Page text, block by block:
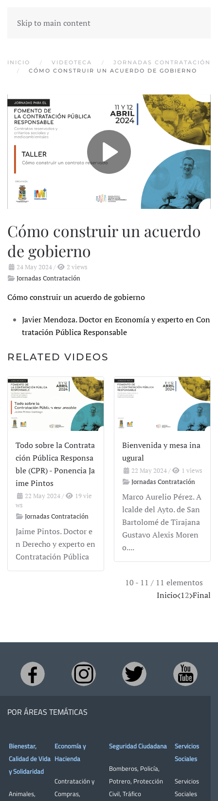
Skip to main content
INICIO VIDEOTECA
JORNADAS CONTRATACIÓN
CÓMO CONSTRUIR UN ACUERDO DE GOBIERNO
Cómo construir un acuerdo
de gobierno
24 May 2024/
2 views
Jornadas Contratación
Cómo construir un acuerdo de gobierno
Javier Mendoza. Doctor en Economía y experto en Con
tratación Pública Responsable
RELATED VIDEOS
Todo sobre la Contrata
ción Pública Responsa
ble (CPR) - Ponencia Ja
ime Pintos
22 May 2024/
19 vie
ws
Jornadas Contratación
Jaime Pintos. Doctor e
n Derecho y experto en
Contratación Pública
Bienvenida y mesa ina
ugural
22 May 2024/
1 views
Jornadas Contratación
Marco Aurelio Pérez. A
lcalde del Ayto. de San
Bartolomé de Tirajana
Gustavo Alexis Moren
o....
10 - 11 / 11 elementos
Inicio 12 Final
POR ÁREAS TEMÁTICAS
Bienestar,
Calidad de Vida
y Solidaridad
Animales,
Economía y
Hacienda
Contratación y
Compras,
Seguridad Ciudadana
Bomberos, Policía,
Potrero, Protección
Civil, Tráfico
Servicios
Sociales
Servicios
Sociales